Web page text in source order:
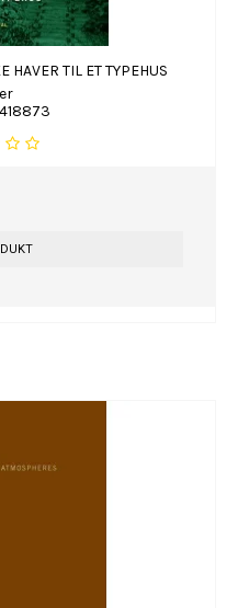
HAVER TIL ET TYPEHUS